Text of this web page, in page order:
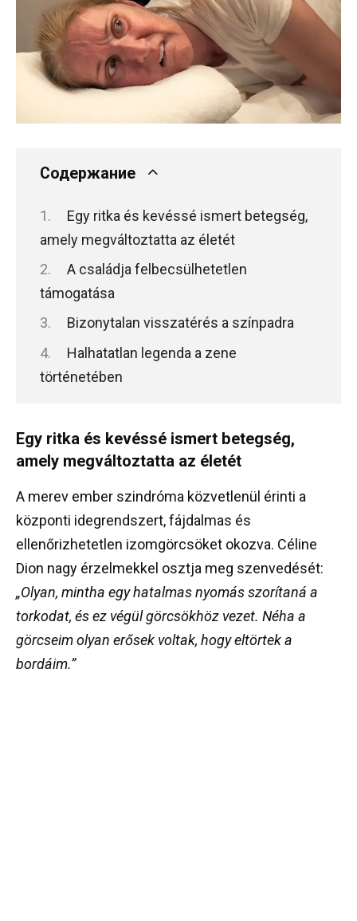
Содержание
Egy ritka és kevéssé ismert betegség,
amely megváltoztatta az életét
A családja felbecsülhetetlen
támogatása
Bizonytalan visszatérés a színpadra
Halhatatlan legenda a zene
történetében
Egy ritka és kevéssé ismert betegség,
amely megváltoztatta az életét
A merev ember szindróma közvetlenül érinti a
központi idegrendszert, fájdalmas és
ellenőrizhetetlen izomgörcsöket okozva. Céline
Dion nagy érzelmekkel osztja meg szenvedését:
„Olyan, mintha egy hatalmas nyomás szorítaná a
torkodat, és ez végül görcsökhöz vezet. Néha a
görcseim olyan erősek voltak, hogy eltörtek a
bordáim.”